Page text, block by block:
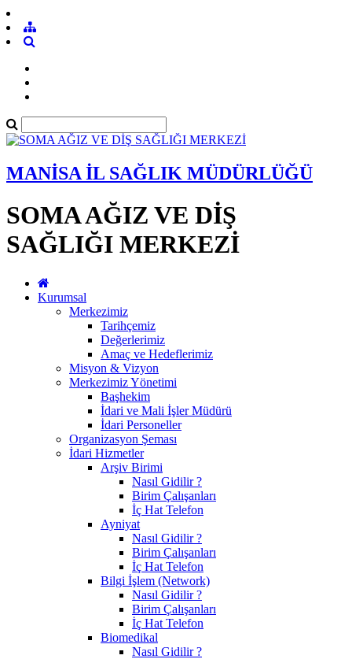
MANİSA İL SAĞLIK MÜDÜRLÜĞÜ
SOMA AĞIZ VE DİŞ
SAĞLIĞI MERKEZİ
Kurumsal
Merkezimiz
Tarihçemiz
Değerlerimiz
Amaç ve Hedeflerimiz
Misyon & Vizyon
Merkezimiz Yönetimi
Başhekim
İdari ve Mali İşler Müdürü
İdari Personeller
Organizasyon Şeması
İdari Hizmetler
Arşiv Birimi
Nasıl Gidilir ?
Birim Çalışanları
İç Hat Telefon
Ayniyat
Nasıl Gidilir ?
Birim Çalışanları
İç Hat Telefon
Bilgi İşlem (Network)
Nasıl Gidilir ?
Birim Çalışanları
İç Hat Telefon
Biomedikal
Nasıl Gidilir ?